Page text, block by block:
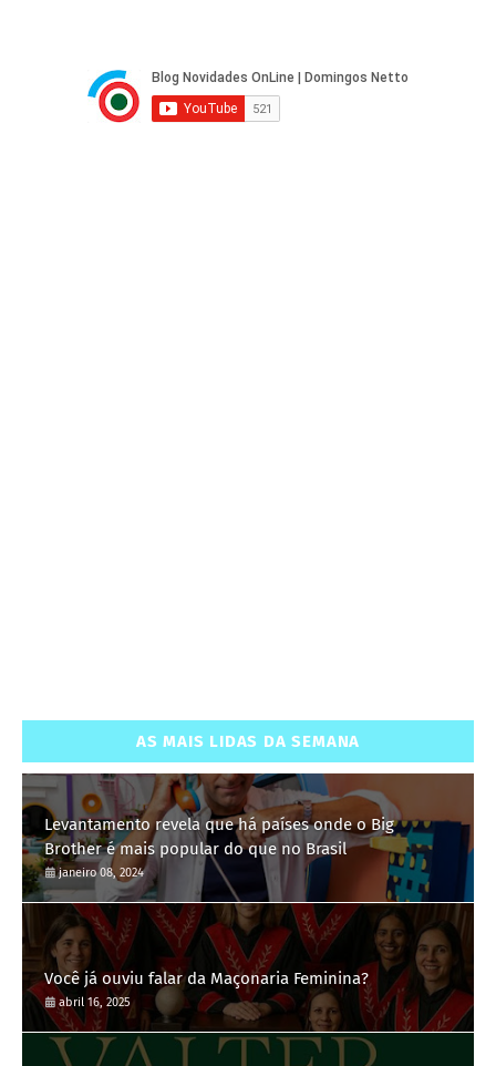
AS MAIS LIDAS DA SEMANA
Levantamento revela que há países onde o Big
Brother é mais popular do que no Brasil
janeiro 08, 2024
Você já ouviu falar da Maçonaria Feminina?
abril 16, 2025